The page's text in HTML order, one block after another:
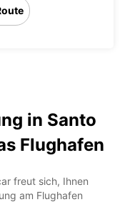
in Santo
Flughafen
freut sich, Ihnen
am Flughafen